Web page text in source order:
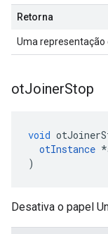
Retorna
Uma representação
otJoinerStop
void
otInstance *
)
Desativa o papel